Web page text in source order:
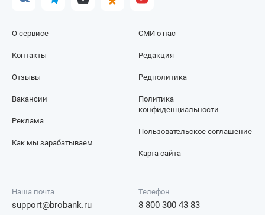
О сервисе
Контакты
Отзывы
СМИ о нас
Редакция
Редполитика
Вакансии
Реклама
Как мы зарабатываем
Политика
конфиденциальности
Пользовательское соглашение
Карта сайта
Наша почта
support@brobank.ru
Телефон
8 800 300 43 83